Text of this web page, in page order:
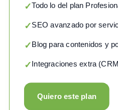
✓Todo lo del plan
✓SEO avanzado por
✓Blog para contenidos y
✓Integraciones extra
Quiero este plan